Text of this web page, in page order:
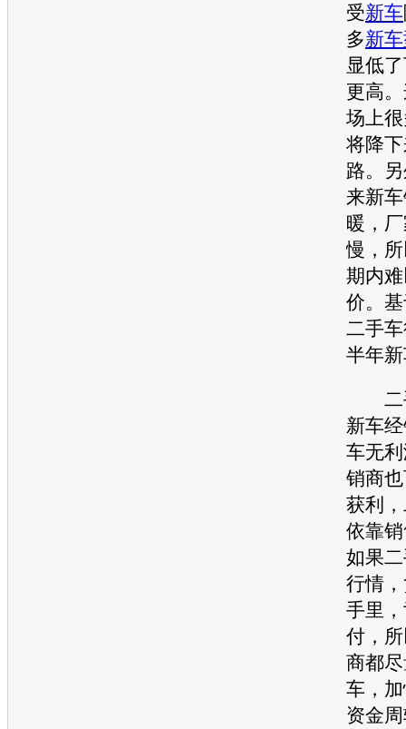
受新车
多新
显低
更高
场上
将降
路。
来新车
暖，
慢，
期内
价。
二手车
半年
新车
车无
销商
获利，
依靠
如果
行情
手里
付，
商都
车，
资金